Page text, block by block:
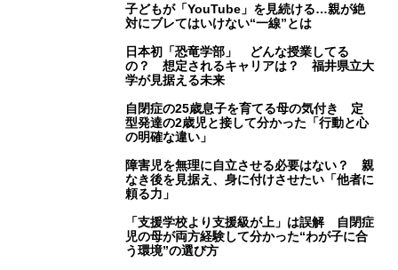
子どもが「YouTube」を見続ける…親が絶
対にブレてはいけない“一線”とは
日本初「恐竜学部」 どんな授業してる
の？ 想定されるキャリアは？ 福井県立大
学が見据える未来
自閉症の25歳息子を育てる母の気付き 定
型発達の2歳児と接して分かった「行動と心
の明確な違い」
障害児を無理に自立させる必要はない？ 親
なき後を見据え、身に付けさせたい「他者に
頼る力」
「支援学校より支援級が上」は誤解 自閉症
児の母が両方経験して分かった“わが子に合
う環境”の選び方